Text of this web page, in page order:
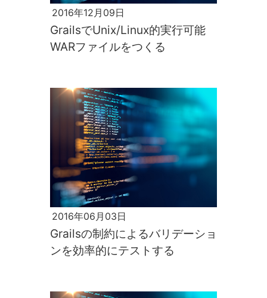
2016年12月09日
GrailsでUnix/Linux的実行可能
WARファイルをつくる
2016年06月03日
Grailsの制約によるバリデーショ
ンを効率的にテストする